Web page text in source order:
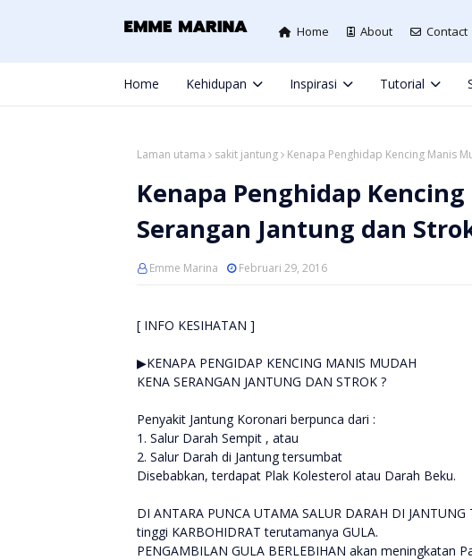
Home About Contact
Home Kehidupan Inspirasi Tutorial
Laman utama sakit jantung Kenapa Penghidap Kencing Manis
Kenapa Penghidap
Serangan Jantung dan
Emme Marina Februari 29, 2016
[ INFO KESIHATAN ]
▶KENAPA PENGIDAP KENCING MANIS MUDAH
KENA SERANGAN JANTUNG DAN STROK ?
Penyakit Jantung Koronari berpunca dari :
1. Salur Darah Sempit , atau
2. Salur Darah di Jantung tersumbat
Disebabkan, terdapat Plak Kolesterol atau Darah Beku.
DI ANTARA PUNCA UTAMA SALUR DARAH DI
tinggi KARBOHIDRAT terutamanya GULA.
PENGAMBILAN GULA BERLEBIHAN akan meningkatan